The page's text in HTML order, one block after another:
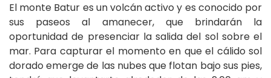
El monte Batur es un volcán activo y es conocido por
sus paseos al amanecer, que brindarán la
oportunidad de presenciar la salida del sol sobre el
mar. Para capturar el momento en que el cálido sol
dorado emerge de las nubes que flotan bajo sus pies,